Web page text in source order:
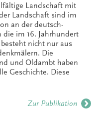
Landschaft mit
Landschaft sind im
an der deutsch-
im 16. Jahrhundert
nicht nur aus
Die
und Oldambt haben
Geschichte. Diese
Zur Publikation